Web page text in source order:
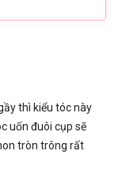
thì kiểu tóc này
uốn đuôi cụp sẽ
tròn trông rất